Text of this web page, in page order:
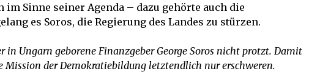
im Sinne seiner Agenda – dazu gehörte auch die
es Soros, die Regierung des Landes zu stürzen.
in Ungarn geborene Finanzgeber George Soros nicht protzt. Damit
Mission der Demokratiebildung letztendlich nur erschweren.